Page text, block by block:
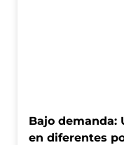
Bajo demanda:
en diferentes